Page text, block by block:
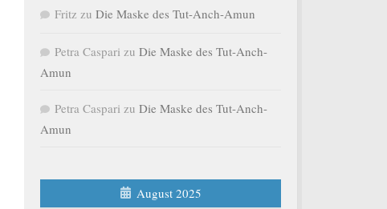
Fritz zu Die Maske des Tut-Anch-Amun
Petra Caspari zu Die Maske des Tut-Anch-
Amun
Petra Caspari zu Die Maske des Tut-Anch-
Amun
August 2025